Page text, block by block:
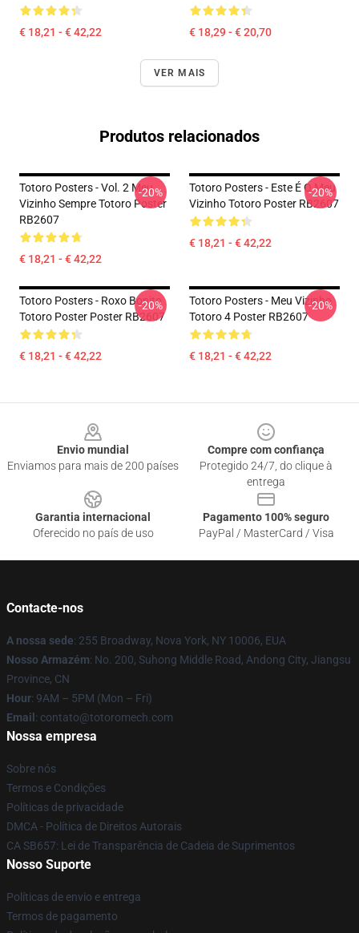
€ 18,21 - € 42,22 € 18,29 - € 20,70
VER MAIS
Produtos relacionados
Totoro Posters - Vol. 2 Meu
Vizinho Sempre Totoro Poster
RB2607
€ 18,21 - € 42,22
-20%
Totoro Posters - Este É O Meu
Vizinho Totoro Poster RB2607
€ 18,21 - € 42,22
-20%
Totoro Posters - Roxo Bonito
Totoro Poster Poster RB2607
€ 18,21 - € 42,22
-20%
Totoro Posters - Meu Vizinho
Totoro 4 Poster RB2607
€ 18,21 - € 42,22
-20%
Envio mundial
Enviamos para mais de 200 países
Compre com confiança
Protegido 24/7, do clique à
entrega
Garantia internacional
Oferecido no país de uso
Pagamento 100% seguro
PayPal / MasterCard / Visa
Contacte-nos
A nossa sede: 255 Broadway, Nova York, NY 10006, EUA
Nosso Armazém: No. 200, Suhong Middle Road, Andong City, Jiangsu
Province, CN
Hour: 9AM – 5PM (Mon – Fri)
Email : contato@totoromech.com
Nossa empresa
Sobre nós
Termos e Condições
Políticas de privacidade
DMCA - Política de Direitos Autorais
CA SB657: Lei de Transparência de Cadeia de Suprimentos
Nosso Suporte
Políticas de envio e entrega
Termos de pagamento